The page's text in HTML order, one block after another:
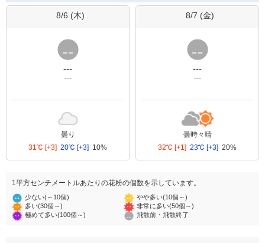
8/6 (木)
---
---
曇り
31℃ [+3] 20℃ [+3] 10%
8/7 (金)
---
---
曇時々晴
32℃ [+1] 23℃ [+3] 20%
1平方センチメートルあたりの花粉の個数を示しています。
少ない(～10個)
やや多い(10個～)
多い(30個～)
非常に多い(50個～)
極めて多い(100個～)
飛散前・飛散終了